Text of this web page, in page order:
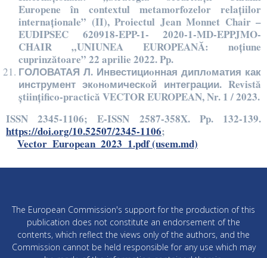
Europene în contextul metamorfozelor relațiilor
internaționale” (II), Proiectul Jean Monnet Chair –
EUDIPSEC 620918-EPP-1- 2020-1-MD-EPPJMO-
CHAIR „UNIUNEA EUROPEANĂ: noțiune
cuprinzătoare” 22 aprilie 2022. Pp.
ГОЛОВАТАЯ Л. Инвестициoнная диплoматия как
инструмент экoнoмическoй интеграции. Revistă
științifico-practică VECTOR EUROPEAN, Nr. 1 / 2023.
ISSN 2345-1106; E-ISSN 2587-358X. Pp. 132-139.
https://doi.org/10.52507/2345-1106;
Vector_European_2023_1.pdf (usem.md)
The European Commission's support for the production of this
publication does not constitute an endorsement of the
contents, which reflect the views only of the authors, and the
Commission cannot be held responsible for any use which may